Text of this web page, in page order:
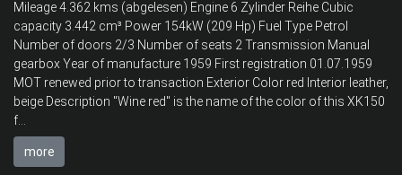
Mileage 4.362 kms (abgelesen) Engine 6 Zylinder Reihe Cubic
capacity 3.442 cm³ Power 154kW (209 Hp) Fuel Type Petrol
Number of doors 2/3 Number of seats 2 Transmission Manual
gearbox Year of manufacture 1959 First registration 01.07.1959
MOT renewed prior to transaction Exterior Color red Interior leather,
beige Description "Wine red" is the name of the color of this XK150
f...
more